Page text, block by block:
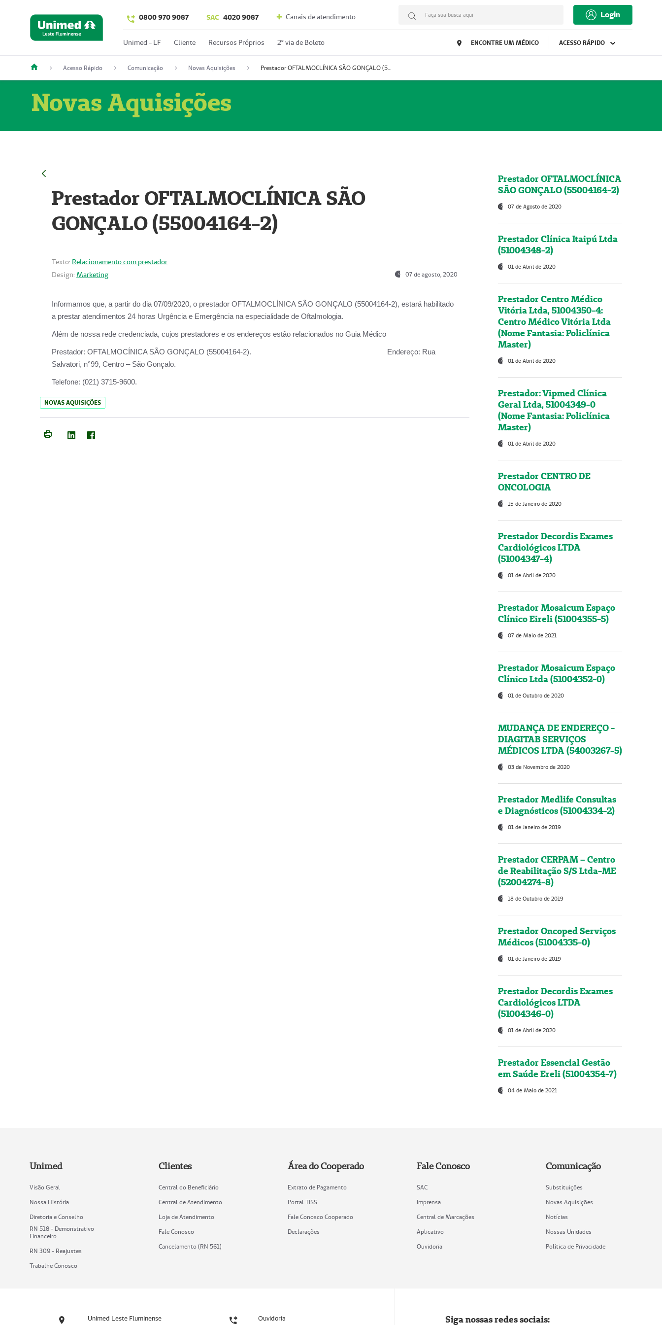
0800 970 9087 SAC 4020 9087 Canais de atendimento Faça sua busca aqui Login
Unimed - LF Cliente Recursos Próprios 2º via de Boleto ENCONTRE UM MÉDICO ACESSO RÁPIDO
Acesso Rápido Comunicação Novas Aquisições Prestador OFTALMOCLÍNICA SÃO GONÇALO (55004164-2)
Novas Aquisições
Prestador OFTALMOCLÍNICA SÃO
GONÇALO (55004164-2)
Texto: Relacionamento com prestador
Design: Marketing 07 de agosto, 2020
Informamos que, a partir do dia 07/09/2020, o prestador OFTALMOCLÍNICA SÃO GONÇALO (55004164-2), estará habilitado
a prestar atendimentos 24 horas Urgência e Emergência na especialidade de Oftalmologia.
Além de nossa rede credenciada, cujos prestadores e os endereços estão relacionados no Guia Médico
Prestador: OFTALMOCÍNICA SÃO GONÇALO (55004164-2). Endereço: Rua
Salvatori, n°99, Centro – São Gonçalo.
Telefone: (021) 3715-9600.
NOVAS AQUISIÇÕES
Prestador OFTALMOCLÍNICA
SÃO GONÇALO (55004164-2)
07 de Agosto de 2020
Prestador Clínica Itaipú Ltda
(51004348-2)
01 de Abril de 2020
Prestador Centro Médico
Vitória Ltda, 51004350-4:
Centro Médico Vitória Ltda
(Nome Fantasia: Policlínica
Master)
01 de Abril de 2020
Prestador: Vipmed Clínica
Geral Ltda, 51004349-0
(Nome Fantasia: Policlínica
Master)
01 de Abril de 2020
Prestador CENTRO DE
ONCOLOGIA
15 de Janeiro de 2020
Prestador Decordis Exames
Cardiológicos LTDA
(51004347-4)
01 de Abril de 2020
Prestador Mosaicum Espaço
Clínico Eireli (51004355-5)
07 de Maio de 2021
Prestador Mosaicum Espaço
Clínico Ltda (51004352-0)
01 de Outubro de 2020
MUDANÇA DE ENDEREÇO -
DIAGITAB SERVIÇOS
MÉDICOS LTDA (54003267-5)
03 de Novembro de 2020
Prestador Medlife Consultas
e Diagnósticos (51004334-2)
01 de Janeiro de 2019
Prestador CERPAM – Centro
de Reabilitação S/S Ltda-ME
(52004274-8)
18 de Outubro de 2019
Prestador Oncoped Serviços
Médicos (51004335-0)
01 de Janeiro de 2019
Prestador Decordis Exames
Cardiológicos LTDA
(51004346-0)
01 de Abril de 2020
Prestador Essencial Gestão
em Saúde Ereli (51004354-7)
04 de Maio de 2021
Unimed
Visão Geral
Nossa História
Diretoria e Conselho
RN 518 - Demonstrativo
Financeiro
RN 309 - Reajustes
Trabalhe Conosco
Clientes
Central do Beneficiário
Central de Atendimento
Loja de Atendimento
Fale Conosco
Cancelamento (RN 561)
Área do Cooperado
Extrato de Pagamento
Portal TISS
Fale Conosco Cooperado
Declarações
Fale Conosco
SAC
Imprensa
Central de Marcações
Aplicativo
Ouvidoria
Comunicação
Substituições
Novas Aquisições
Notícias
Nossas Unidades
Política de Privacidade
Unimed Leste Fluminense Ouvidoria Siga nossas redes sociais: